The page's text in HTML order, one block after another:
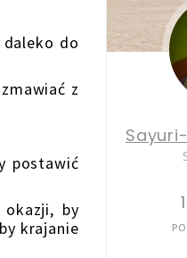
do
z
postawić
by
krajanie